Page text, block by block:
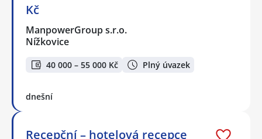
Kč
ManpowerGroup s.r.o.
Nížkovice
40 000 – 55 000 Kč Plný úvazek
dnešní
Recepční – hotelová recepce